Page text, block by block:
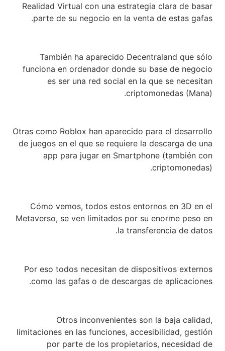
Realidad Virtual con una estrategia clara de basar
parte de su negocio en la venta de estas gafas.
También ha aparecido Decentraland que sólo
funciona en ordenador donde su base de negocio
es ser una red social en la que se necesitan
criptomonedas (Mana).
Otras como Roblox han aparecido para el desarrollo
de juegos en el que se requiere la descarga de una
app para jugar en Smartphone (también con
criptomonedas).
Cómo vemos, todos estos entornos en 3D en el
Metaverso, se ven limitados por su enorme peso en
la transferencia de datos.
Por eso todos necesitan de dispositivos externos
como las gafas o de descargas de aplicaciones.
Otros inconvenientes son la baja calidad,
limitaciones en las funciones, accesibilidad, gestión
por parte de los propietarios, necesidad de